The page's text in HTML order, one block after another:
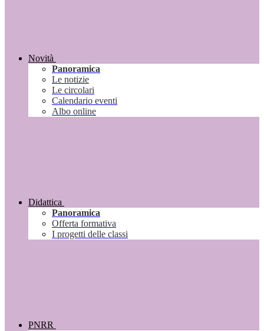
Novità
Panoramica
Le notizie
Le circolari
Calendario eventi
Albo online
Didattica
Panoramica
Offerta formativa
I progetti delle classi
PNRR